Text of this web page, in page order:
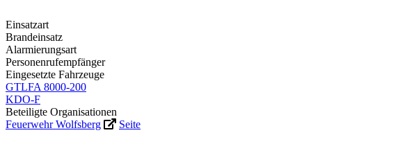
Einsatzart
Brandeinsatz
Alarmierungsart
Personenrufempfänger
Eingesetzte Fahrzeuge
GTLFA 8000-200
KDO-F
Beteiligte Organisationen
Feuerwehr Wolfsberg
Seite